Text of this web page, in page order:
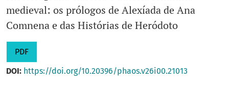
medieval: os prólogos de Alexíada de Ana
Comnena e das Histórias de Heródoto
PDF
DOI: https://doi.org/10.20396/phaos.v26i00.21013